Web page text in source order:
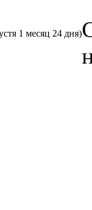
1 месяц 24 дня)